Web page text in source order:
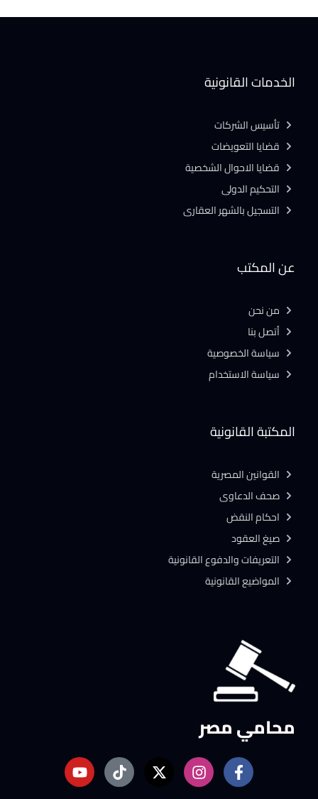
محامي مصر
المكتبة القانونية
القوانين المصرية
صحف الدعاوى
احكام النقض
صيغ العقود
التعريفات والدفوع القانونية
المواضيع القانونية
عن المكتب
من نحن
أتصل بنا
سياسة الخصوصية
سياسة الاستخدام
الخدمات القانونية
تأسيس الشركات
قضايا التعويضات
قضايا الاحوال الشخصية
التحكيم الدولى
التسجيل بالشهر العقارى